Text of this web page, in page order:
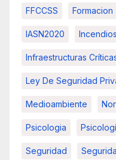
FFCCSS Formacion
IASN2020 Incendios
Infraestructuras
Ley De Seguridad
Medioambiente
Psicologia
Seguridad